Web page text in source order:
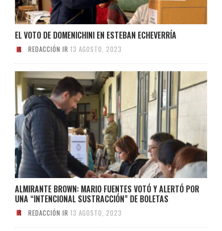
EL VOTO DE DOMENICHINI EN ESTEBAN ECHEVERRÍA
REDACCIÓN IR 13 AGOSTO, 2023
ALMIRANTE BROWN: MARIO FUENTES VOTÓ Y ALERTÓ POR
UNA “INTENCIONAL SUSTRACCIÓN” DE BOLETAS
REDACCIÓN IR 13 AGOSTO, 2023